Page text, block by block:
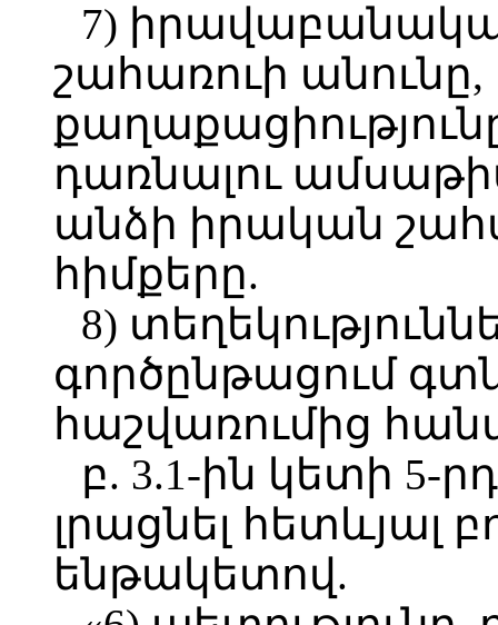
7)
շահառուի
դառնալու
անձի իրական
հիմքերը.
8)
գործընթացում
հաշվառումից
բ. 3.1-ին կետի 5-
լրացնել հետևյալ
ենթակետով.